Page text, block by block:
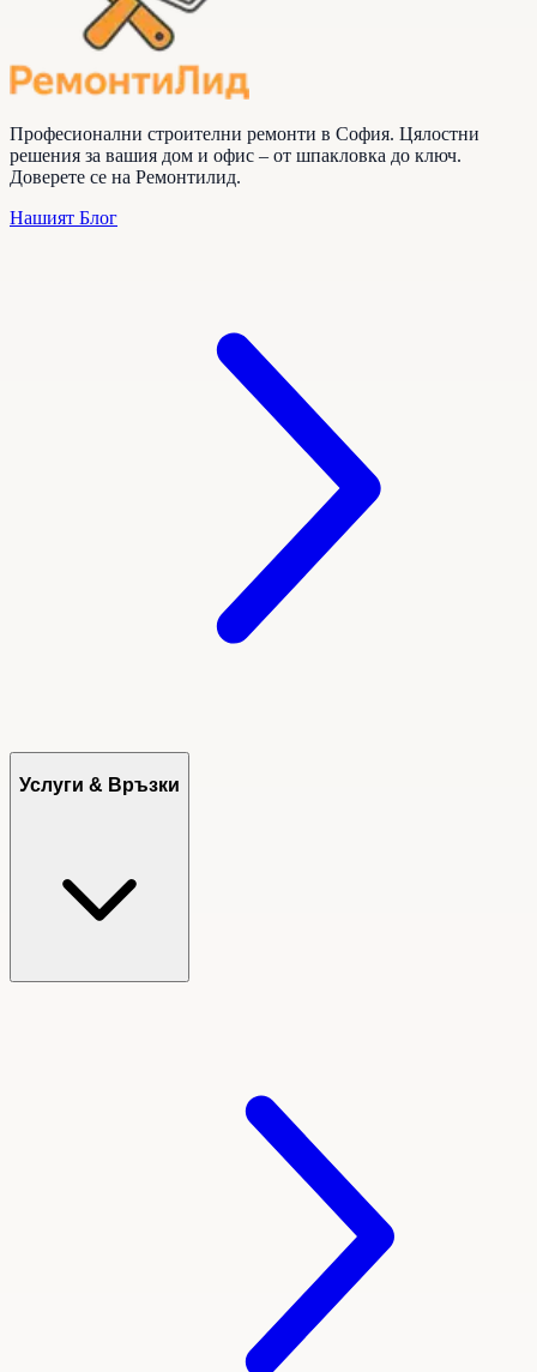
Професионални строителни ремонти в София. Цялостни
решения за вашия дом и офис – от шпакловка до ключ.
Доверете се на Ремонтилид.
Нашият Блог
Услуги & Връзки